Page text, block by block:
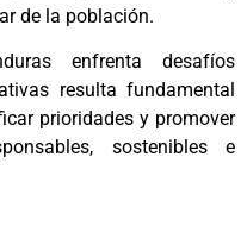
de la población.
enfrenta desafíos
resulta fundamental
prioridades y promover
sostenibles e